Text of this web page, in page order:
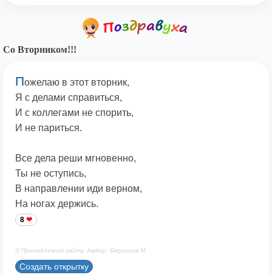
Со Вторником!!!
Пожелаю в этот вторник,
Я с делами справиться,
И с коллегами не спорить,
И не париться.
Все дела реши мгновенно,
Ты не оступись,
В направлении иди верном,
На ногах держись.
8
© Принадлежит сайту. Автор: Берсанов М.
Создать открытку